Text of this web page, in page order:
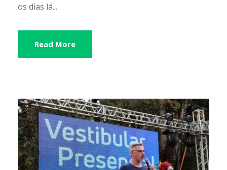
os dias lá...
Read More